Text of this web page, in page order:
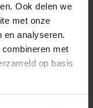
Ook delen we
met onze
en analyseren.
met
op basis